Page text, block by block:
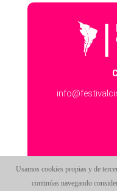
ESTE SITIO
Usamos cookies propias y de
continúas navegando